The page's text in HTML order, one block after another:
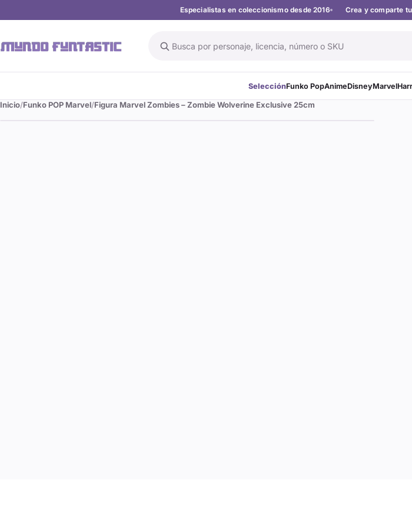
Especialistas en coleccionismo desde 2016 Crea y comparte
Buscar en el catálogo
SelecciónFunko PopAnimeDisneyMarvel
Inicio Funko POP Marvel Figura Marvel Zombies – Zombie Wolverine Exclusive 25cm